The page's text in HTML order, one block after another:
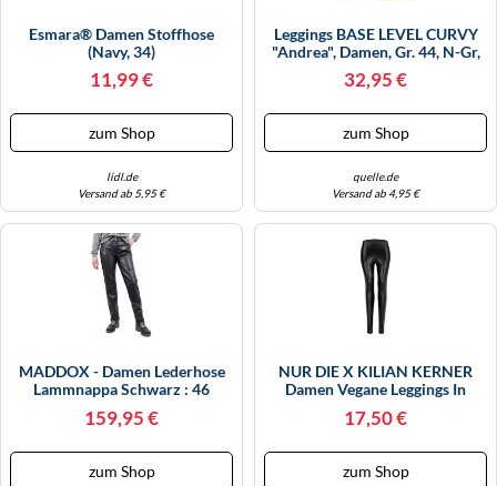
Esmara® Damen Stoffhose
(Navy, 34)
11,99 €
zum Shop
lidl.de
Versand ab 5,95 €
Leggings BASE LEVEL CURVY
"Andrea", Damen, Gr. 44, N-Gr,
Schwarz, Jersey, Obermaterial:
94% Viskose, 6% Elasthan,
Topseller (90004124-44)
32,95 €
zum Shop
quelle.de
Versand ab 4,95 €
MADDOX - Damen Lederhose
Lammnappa Schwarz : 46
159,95 €
zum Shop
NUR DIE X KILIAN KERNER
Damen Vegane Leggings In
Schwarz Croco - Größe 36-38
17,50 €
zum Shop